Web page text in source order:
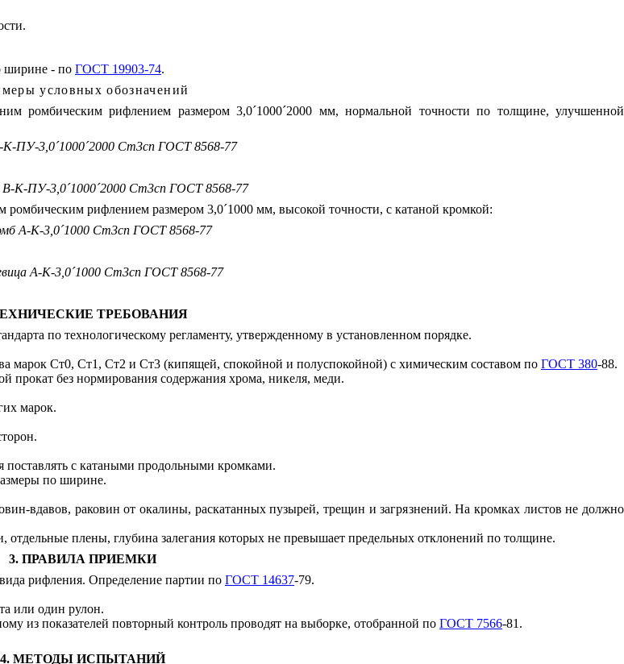
ширине - по ГОСТ 19903-74.
меры условных обозначений
ромбическим рифлением размером 3,0´1000´2000 мм, нормальной точности по толщине, улучшенной
К-ПУ-3,0´1000´2000 Ст3сп ГОСТ 8568-77
В-К-ПУ-3,0´1000´2000 Ст3сп ГОСТ 8568-77
ромбическим рифлением размером 3,0´1000 мм, высокой точности, с катаной кромкой:
А-К-3,0´1000 Ст3спГОСТ 8568-77
А-К-3,0´1000 Ст3сп ГОСТ 8568-77
ТРЕБОВАНИЯ
по технологическому регламенту, утвержденному в установленном порядке.
марок Ст0, Ст1 , Ст2 и Ст3 (кипящей, спокойной и полуспокойной)с химическим составом по ГОСТ 380-88.
прокат без нормирования содержания хрома, никеля, меди.
марок.
поставлять с катаными продольными кромками.
по ширине.
вдавов, раковин от окалины, раскатанныхпузырей, трещин и загрязнений. На кромках листов не должно
отдельные плены, глубина залегания которых не превышает предельных отклонений по толщине.
3. ПРАВИЛА ПРИЕМКИ
рифления. Определение партии по ГОСТ 14637-79.
или один рулон.
из показателей повторный контроль проводят на выборке, отобранной по ГОСТ 7566-81.
4. МЕТОДЫ ИСПЫТАНИЙ